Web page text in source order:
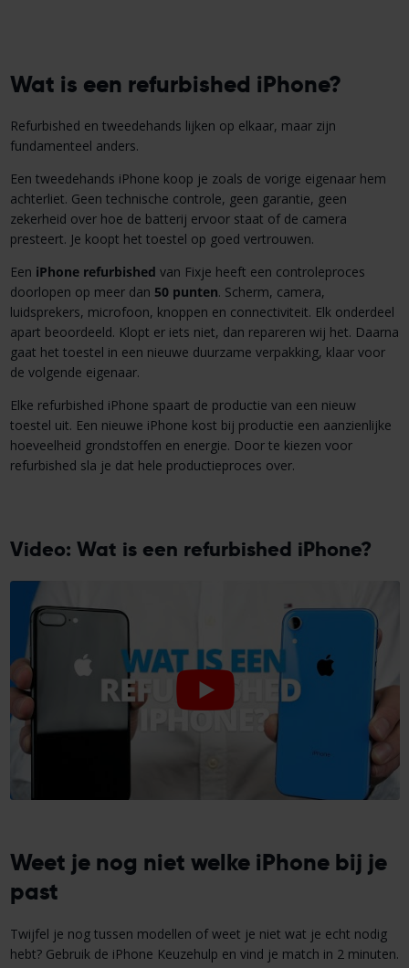
Wat is een refurbished iPhone?
Refurbished en tweedehands lijken op elkaar, maar zijn
fundamenteel anders.
Een tweedehands iPhone koop je zoals de vorige eigenaar hem
achterliet. Geen technische controle, geen garantie, geen
zekerheid over hoe de batterij ervoor staat of de camera
presteert. Je koopt het toestel op goed vertrouwen.
Een iPhone refurbished van Fixje heeft een controleproces
doorlopen op meer dan 50 punten. Scherm, camera,
luidsprekers, microfoon, knoppen en connectiviteit. Elk onderdeel
apart beoordeeld. Klopt er iets niet, dan repareren wij het. Daarna
gaat het toestel in een nieuwe duurzame verpakking, klaar voor
de volgende eigenaar.
Elke refurbished iPhone spaart de productie van een nieuw
toestel uit. Een nieuwe iPhone kost bij productie een aanzienlijke
hoeveelheid grondstoffen en energie. Door te kiezen voor
refurbished sla je dat hele productieproces over.
Video: Wat is een refurbished iPhone?
Weet je nog niet welke iPhone bij je
past
Twijfel je nog tussen modellen of weet je niet wat je echt nodig
hebt? Gebruik de iPhone Keuzehulp en vind je match in 2 minuten.